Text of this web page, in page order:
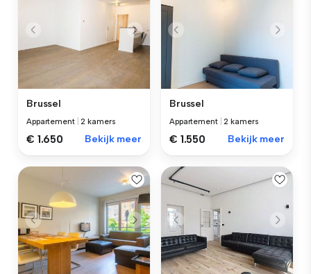
Brussel
Appartement |2 kamers
€ 1.650 Bekijk meer
Brussel
Appartement |2 kamers
€ 1.550 Bekijk meer